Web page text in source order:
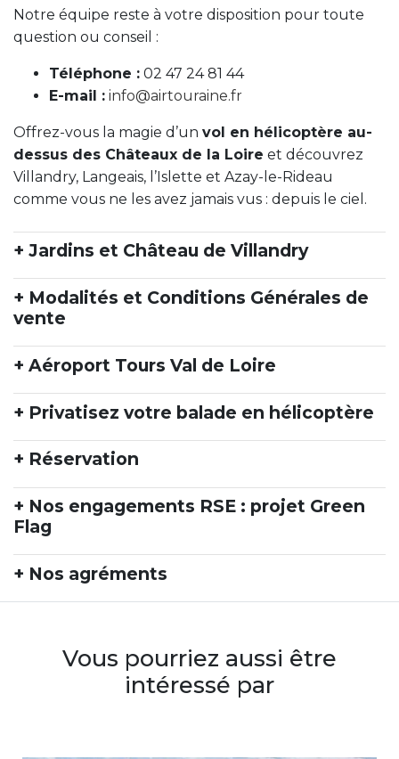
Notre équipe reste à votre disposition pour toute
question ou conseil :
Téléphone : 02 47 24 81 44
E-mail : info@airtouraine.fr
Offrez-vous la magie d’un vol en hélicoptère au-
dessus des Châteaux de la Loire et découvrez
Villandry, Langeais, l’Islette et Azay-le-Rideau
comme vous ne les avez jamais vus : depuis le ciel.
+ Jardins et Château de Villandry
+ Modalités et Conditions Générales de
vente
+ Aéroport Tours Val de Loire
+ Privatisez votre balade en hélicoptère
+ Réservation
+ Nos engagements RSE : projet Green
Flag
+ Nos agréments
Vous pourriez aussi être
intéressé par